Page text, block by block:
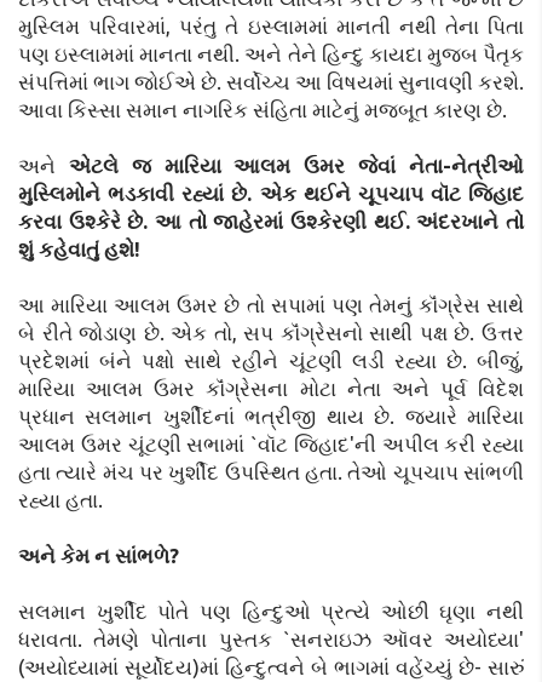
મુસ્લિમ પરિવારમાં, પરંતુ તે ઇસ્લામમાં માનતી નથી તેના પિતા
પણ ઇસ્લામમાં માનતા નથી. અને તેને હિન્દુ કાયદા મુજબ પૈતૃક
સંપત્તિમાં ભાગ જોઈએ છે. સર્વોચ્ચ આ વિષયમાં સુનાવણી કરશે.
આવા કિસ્સા સમાન નાગરિક સંહિતા માટેનું મજબૂત કારણ છે.
અને એટલે જ મારિયા આલમ ઉમર જેવાં નેતા-નેત્રીઓ
મુસ્લિમોને ભડકાવી રહ્યાં છે. એક થઈને ચૂપચાપ વૉટ જિહાદ
કરવા ઉશ્કેરે છે. આ તો જાહેરમાં ઉશ્કેરણી થઈ. અંદરખાને તો
શું કહેવાતું હશે!
આ મારિયા આલમ ઉમર છે તો સપામાં પણ તેમનું કૉંગ્રેસ સાથે
બે રીતે જોડાણ છે. એક તો, સપ કૉંગ્રેસનો સાથી પક્ષ છે. ઉત્તર
પ્રદેશમાં બંને પક્ષો સાથે રહીને ચૂંટણી લડી રહ્યા છે. બીજું,
મારિયા આલમ ઉમર કૉંગ્રેસના મોટા નેતા અને પૂર્વ વિદેશ
પ્રધાન સલમાન ખુર્શીદનાં ભત્રીજી થાય છે. જ્યારે મારિયા
આલમ ઉમર ચૂંટણી સભામાં `વૉટ જિહાદ'ની અપીલ કરી રહ્યા
હતા ત્યારે મંચ પર ખુર્શીદ ઉપસ્થિત હતા. તેઓ ચૂપચાપ સાંભળી
રહ્યા હતા.
અને કેમ ન સાંભળે?
સલમાન ખુર્શીદ પોતે પણ હિન્દુઓ પ્રત્યે ઓછી ઘૃણા નથી
ધરાવતા. તેમણે પોતાના પુસ્તક `સનરાઇઝ ઑવર અયોધ્યા'
(અયોધ્યામાં સૂર્યોદય)માં હિન્દુત્વને બે ભાગમાં વહેંચ્યું છે- સારું